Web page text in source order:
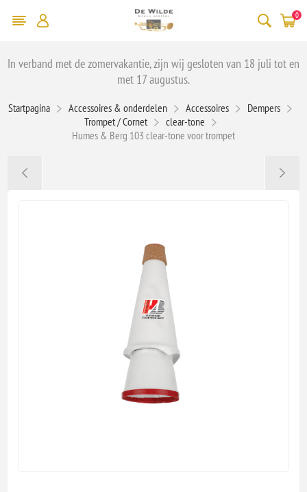
0
In verband met de zomervakantie, zijn wij gesloten van 18 juli tot en
met 17 augustus.
Startpagina Accessoires & onderdelen Accessoires
Dempers
Trompet / Cornet
clear-tone
Humes & Berg 103 clear-tone voor trompet